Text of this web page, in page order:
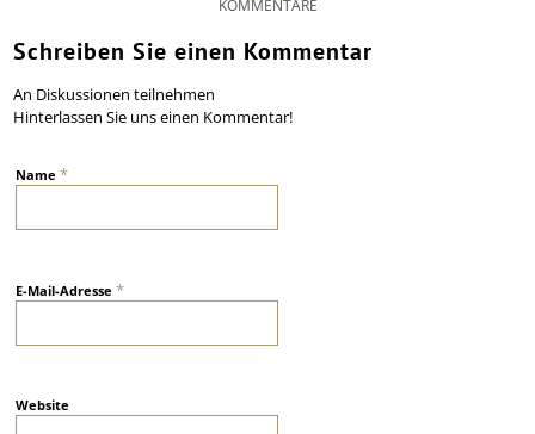
KOMMENTARE
Schreiben Sie einen Kommentar
An Diskussionen teilnehmen
Hinterlassen Sie uns einen Kommentar!
Name*
E-Mail-Adresse*
Website